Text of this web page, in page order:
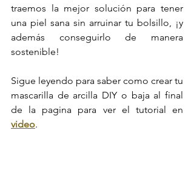
traemos la mejor solución para tener
una piel sana sin arruinar tu bolsillo, ¡y
además conseguirlo de manera
sostenible!
Sigue leyendo para saber como crear tu
mascarilla de arcilla DIY o baja al final
video.